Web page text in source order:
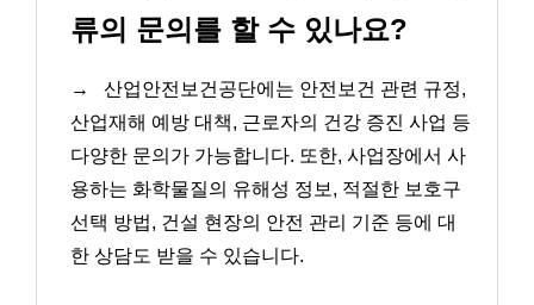
류의 문의를 할 수 있나요?
→
산업안전보건공단에는 안전보건 관련 규정,
산업재해 예방 대책, 근로자의 건강 증진 사업 등
다양한 문의가 가능합니다. 또한, 사업장에서 사
용하는 화학물질의 유해성 정보, 적절한 보호구
선택 방법, 건설 현장의 안전 관리 기준 등에 대
한 상담도 받을 수 있습니다.